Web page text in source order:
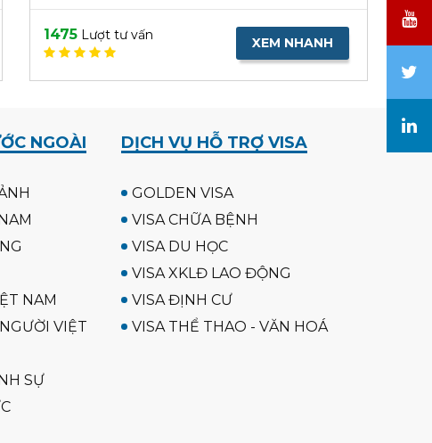
1475Lượt tư vấn XEM NHANH
NGOÀI
NAM
VIỆT
SỰ
DỊCH VỤ HỖ TRỢ VISA
GOLDEN VISA
VISA CHỮA BỆNH
VISA DU HỌC
VISA XKLĐ LAO ĐỘNG
VISA ĐỊNH CƯ
VISA THỂ THAO - VĂN HOÁ